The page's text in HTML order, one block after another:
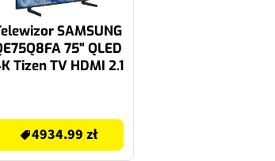
SAMSUNG
75" QLED
Tizen TV HDMI 2.1
4934.99 zł